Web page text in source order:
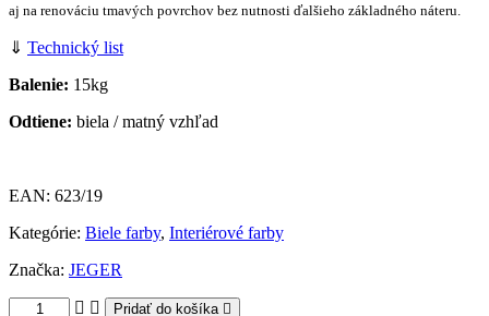
aj na renováciu tmavých povrchov bez nutnosti ďalšieho základného náteru.
⇓ Technický list
Balenie: 15kg
Odtiene: biela / matný vzhľad
EAN: 623/19
Kategórie: Biele farby, Interiérové farby
Značka: JEGER
Pridať do košíka